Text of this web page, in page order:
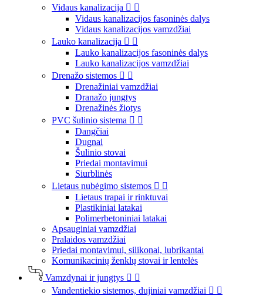
Vidaus kanalizacija  
Vidaus kanalizacijos fasoninės dalys
Vidaus kanalizacijos vamzdžiai
Lauko kanalizacija  
Lauko kanalizacijos fasoninės dalys
Lauko kanalizacijos vamzdžiai
Drenažo sistemos  
Drenažiniai vamzdžiai
Dranažo jungtys
Drenažinės žiotys
PVC šulinio sistema  
Dangčiai
Dugnai
Šulinio stovai
Priedai montavimui
Siurblinės
Lietaus nubėgimo sistemos  
Lietaus trapai ir rinktuvai
Plastikiniai latakai
Polimerbetoniniai latakai
Apsauginiai vamzdžiai
Pralaidos vamzdžiai
Priedai montavimui, silikonai, lubrikantai
Komunikacinių ženklų stovai ir lentelės
Vamzdynai ir jungtys  
Vandentiekio sistemos, dujiniai vamzdžiai  